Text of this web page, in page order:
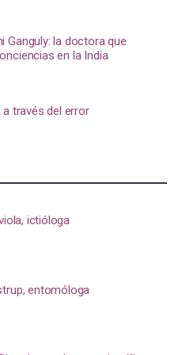
Ganguly: la doctora que
en la India
a través del error
ictióloga
entomóloga